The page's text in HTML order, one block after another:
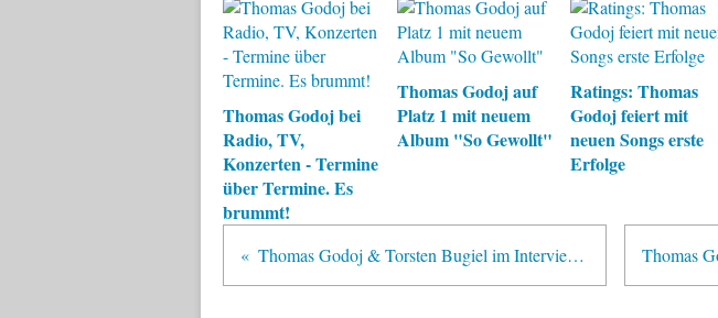
Thomas Godoj bei
Radio, TV,
Konzerten - Termine
über Termine. Es
brummt!
Thomas Godoj auf
Platz 1 mit neuem
Album "So Gewollt"
Ratings: Thomas
Godoj feiert mit
neuen Songs erste
Erfolge
Thomas Godoj & Torsten Bugiel im Interview: "Nur nicht drängeln!"